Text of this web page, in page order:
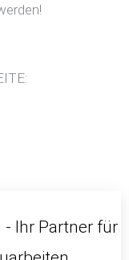
Ihr Partner für